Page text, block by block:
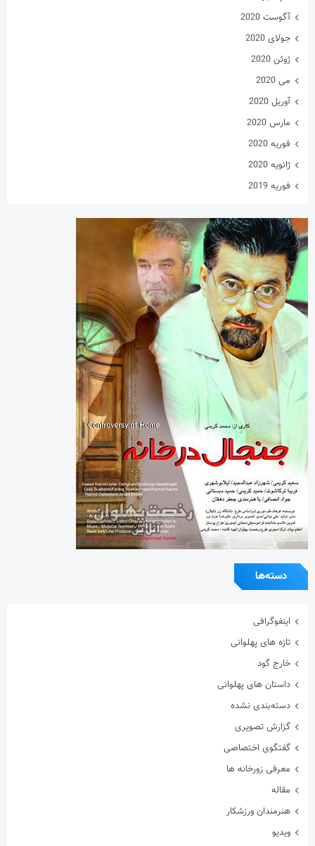
آگوست 2020
جولای 2020
ژوئن 2020
می 2020
آوریل 2020
مارس 2020
فوریه 2020
ژانویه 2020
فوریه 2019
دسته‌ها
اینفوگرافی
تازه های پهلوانی
خارج گود
داستان های پهلوانی
دسته‌بندی نشده
گزارش تصویری
گفتگوی اختصاصی
معرفی زورخانه ها
مقاله
هنرمندان ورزشکار
ویدیو